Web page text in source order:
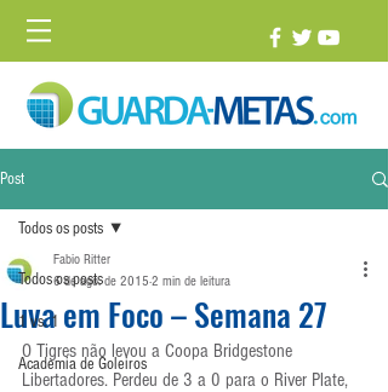
Post
Todos os posts
1 vs. 1
Academia de Goleiros
Todos os posts
Luva em Foco – Semana 27
Fabio Ritter
6 de ago. de 2015 2 min de leitura
O Tigres não levou a Coopa Bridgestone
Libertadores. Perdeu de 3 a 0 para o River Plate,